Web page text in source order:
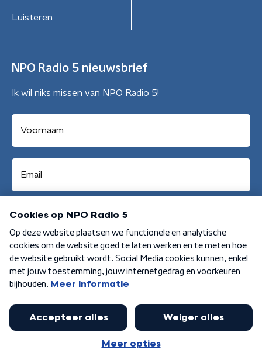
Luisteren
NPO Radio 5 nieuwsbrief
Ik wil niks missen van NPO Radio 5!
Aanmelden
Algemene voorwaarden Privacybeleid